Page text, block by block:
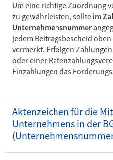
Um eine richtige Zuordnung
zu gewährleisten, sollteim
Unternehmensnummer
jedem Beitragsbescheid
vermerkt. Erfolgen
oder einer
Einzahlungen das
Aktenzeichen für die
Unterneh­mens in der